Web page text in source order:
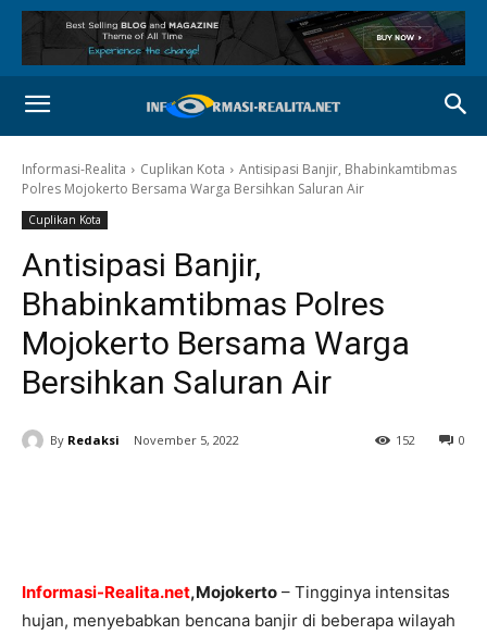
Informasi-Realita Cuplikan Kota
Antisipasi Banjir, Bhabinkamtibmas
Polres Mojokerto Bersama Warga Bersihkan Saluran Air
Cuplikan Kota
Antisipasi Banjir,
Bhabinkamtibmas Polres
Mojokerto Bersama Warga
Bersihkan Saluran Air
By Redaksi November 5, 2022 0
152
Informasi-Realita.net,Mojokerto – Tingginya intensitas
hujan, menyebabkan bencana banjir di beberapa wilayah